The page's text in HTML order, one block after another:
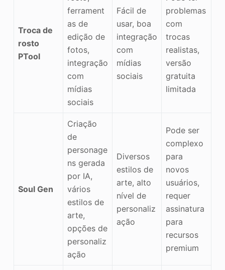
Troca de
rosto
PTool
ferrament
as de
edição de
fotos,
integração
com
mídias
sociais
Fácil de
usar, boa
integração
com
mídias
sociais
problemas
com
trocas
realistas,
versão
gratuita
limitada
Soul Gen
Criação
de
personage
ns gerada
por IA,
vários
estilos de
arte,
opções de
personaliz
ação
Diversos
estilos de
arte, alto
nível de
personaliz
ação
Pode ser
complexo
para
novos
usuários,
requer
assinatura
para
recursos
premium